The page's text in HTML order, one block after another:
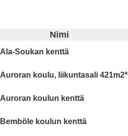
Nimi
Ala-Soukan kenttä
Auroran koulu, liikuntasali 421m2*
Auroran koulun kenttä
Bemböle koulun kenttä